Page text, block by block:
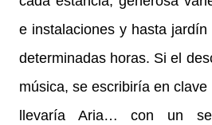
e instalaciones y hasta
determinadas horas. Si el
música, se escribiría en
llevaría Aria… con un